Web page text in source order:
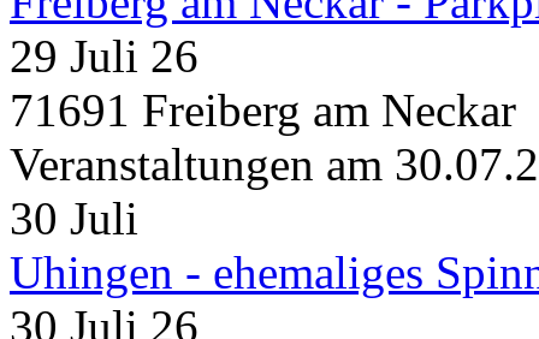
29 Juli 26
71691 Freiberg am Neckar
Veranstaltungen am
30 Juli
Uhingen - ehemaliges
30 Juli 26